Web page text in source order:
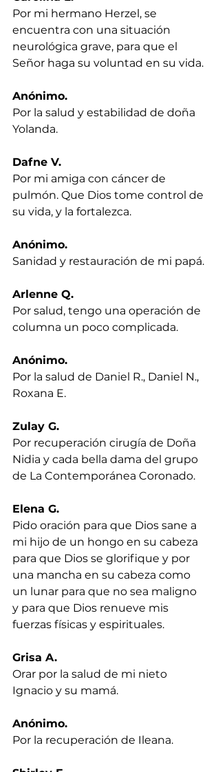
Por mi hermano Herzel, se
encuentra con una situación
neurológica grave, para que el
Señor haga su voluntad en su vida.
Anónimo.
Por la salud y estabilidad de doña
Yolanda.
Dafne V.
Por mi amiga con cáncer de
pulmón. Que Dios tome control de
su vida, y la fortalezca.
Anónimo.
Sanidad y restauración de mi papá.
Arlenne Q.
Por salud, tengo una operación de
columna un poco complicada.
Anónimo.
Por la salud de Daniel R., Daniel N.,
Roxana E.
Zulay G.
Por recuperación cirugía de Doña
Nidia y cada bella dama del grupo
de La Contemporánea Coronado.
Elena G.
Pido oración para que Dios sane a
mi hijo de un hongo en su cabeza
para que Dios se glorifique y por
una mancha en su cabeza como
un lunar para que no sea maligno
y para que Dios renueve mis
fuerzas físicas y espirituales.
Grisa A.
Orar por la salud de mi nieto
Ignacio y su mamá.
Anónimo.
Por la recuperación de Ileana.